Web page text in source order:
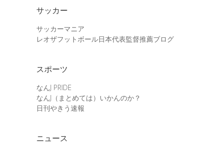
サッカー
サッカーマニア
レオザフットボール日本代表監督推薦ブログ
スポーツ
なんJ PRIDE
なんJ（まとめては）いかんのか？
日刊やきう速報
ニュース